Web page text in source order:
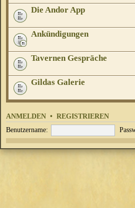
Die Andor App
Ankündigungen
Tavernen Gespräche
Gildas Galerie
ANMELDEN • REGISTRIEREN
Benutzername: